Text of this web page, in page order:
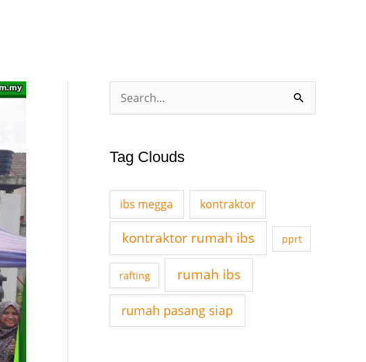
r
c
o
:
Tag Clouds
ibs megga kontraktor
kontraktor rumah ibs pprt
rafting rumah ibs
rumah pasang siap
r
h
e